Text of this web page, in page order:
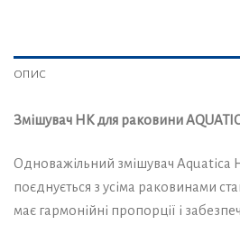
ОПИС
Змішувач HK для раковини
Одноважільний змішувач Aquatica
поєднується з усіма раковинами
має гармонійні пропорції і